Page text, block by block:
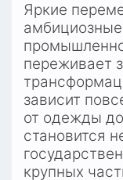
Яркие
переживает
зависит
от одежды
становится
крупных